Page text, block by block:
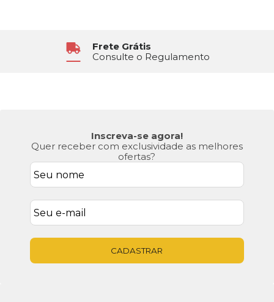
6x Sem Juros
No Cartão de Crédito
Atendimento
Segunda à Sexta das 8h30 às 17h
Inscreva-se agora!
Quer receber com exclusividade as melhores
ofertas?
CADASTRAR